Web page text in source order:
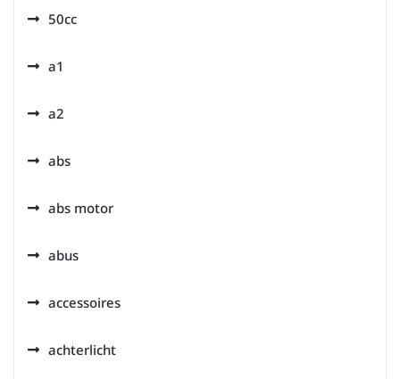
50cc
a1
a2
abs
abs motor
abus
accessoires
achterlicht